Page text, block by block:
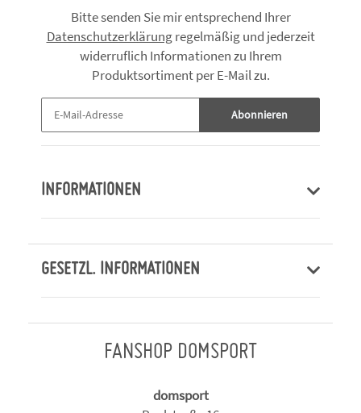
Bitte senden Sie mir entsprechend Ihrer
Datenschutzerklärungregelmäßig und jederzeit
widerruflich Informationen zu Ihrem
Produktsortiment per E-Mail zu.
Abonnieren
INFORMATIONEN
GESETZL. INFORMATIONEN
FANSHOP DOMSPORT
domsport